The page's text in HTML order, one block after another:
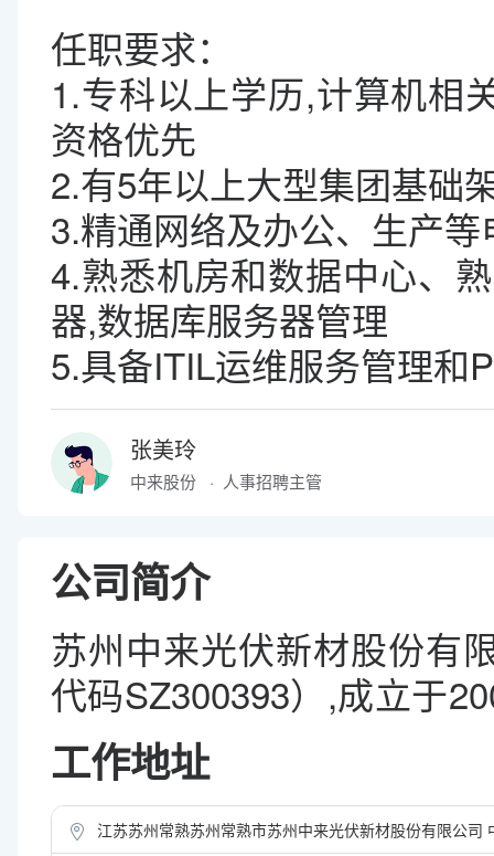
任职要求：
1.专科以上学历,计算机相
资格优先
2.有5年以上大型集团基础
3.精通网络及办公、生产
4.熟悉机房和数据中心、
器,数据库服务器管理
5.具备ITIL运维服务管理和
张美玲
中来股份 · 人事招聘主管
公司简介
苏州中来光伏新材股份有
代码SZ300393）,成立于
致力于打造成全球一流的
公司以技术为核心、以人
构建了“光伏辅材、高效电
工作地址
江苏苏州常熟苏州常熟市苏州中来光伏新材股份有限公司